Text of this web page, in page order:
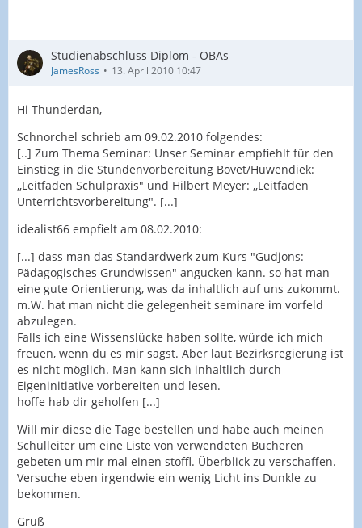
Studienabschluss Diplom - OBAs
JamesRoss 13. April 2010 10:47
Hi Thunderdan,
Schnorchel schrieb am 09.02.2010 folgendes:
[..] Zum Thema Seminar: Unser Seminar empfiehlt für den
Einstieg in die Stundenvorbereitung Bovet/Huwendiek:
,,Leitfaden Schulpraxis" und Hilbert Meyer: ,,Leitfaden
Unterrichtsvorbereitung". [...]
idealist66 empfielt am 08.02.2010:
[...] dass man das Standardwerk zum Kurs "Gudjons:
Pädagogisches Grundwissen" angucken kann. so hat man
eine gute Orientierung, was da inhaltlich auf uns zukommt.
m.W. hat man nicht die gelegenheit seminare im vorfeld
abzulegen.
Falls ich eine Wissenslücke haben sollte, würde ich mich
freuen, wenn du es mir sagst. Aber laut Bezirksregierung ist
es nicht möglich. Man kann sich inhaltlich durch
Eigeninitiative vorbereiten und lesen.
hoffe hab dir geholfen [...]
Will mir diese die Tage bestellen und habe auch meinen
Schulleiter um eine Liste von verwendeten Bücheren
gebeten um mir mal einen stoffl. Überblick zu verschaffen.
Versuche eben irgendwie ein wenig Licht ins Dunkle zu
bekommen.
Gruß